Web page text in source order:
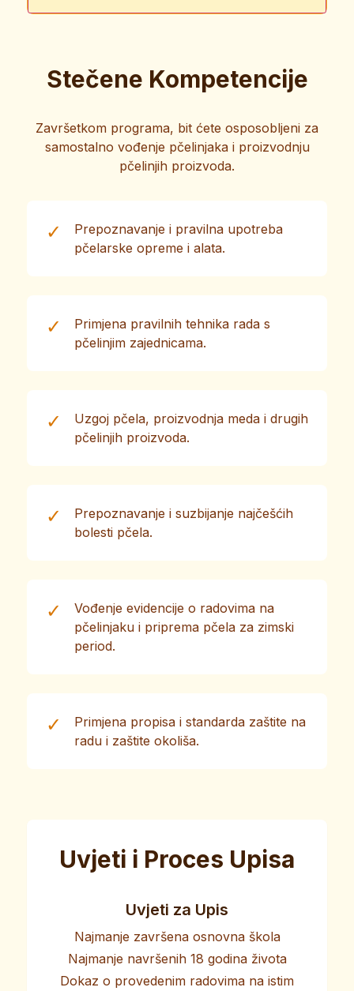
marketinga i prodaje.
zakonski propisi o zaštiti okoliša.
Stečene Kompetencije
Završetkom programa, bit ćete osposobljeni za
samostalno vođenje pčelinjaka i proizvodnju
pčelinjih proizvoda.
✓
Prepoznavanje i pravilna upotreba
pčelarske opreme i alata.
✓
Primjena pravilnih tehnika rada s
pčelinjim zajednicama.
✓
Uzgoj pčela, proizvodnja meda i drugih
pčelinjih proizvoda.
✓
Prepoznavanje i suzbijanje najčešćih
bolesti pčela.
✓
Vođenje evidencije o radovima na
pčelinjaku i priprema pčela za zimski
period.
✓
Primjena propisa i standarda zaštite na
radu i zaštite okoliša.
Uvjeti i Proces Upisa
Uvjeti za Upis
Najmanje završena osnovna škola
Najmanje navršenih 18 godina života
Dokaz o provedenim radovima na istim